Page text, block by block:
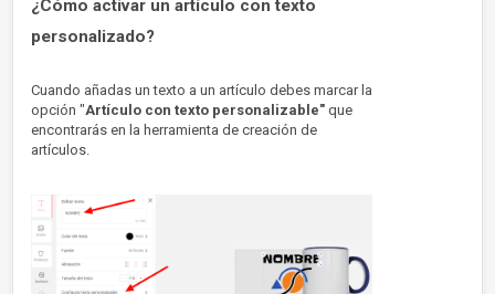
¿Cómo activar un artículo con texto
personalizado?
Cuando añadas un texto a un artículo debes marcar la
opción "Artículo con texto personalizable" que
encontrarás en la herramienta de creación de
artículos.